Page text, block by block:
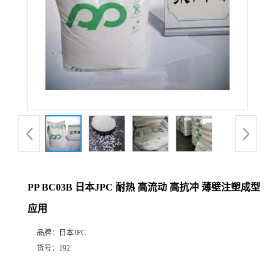
PP BC03B 日本JPC 耐热 高流动 高抗冲 薄壁注塑成型
应用
品牌：
日本JPC
货号： 192